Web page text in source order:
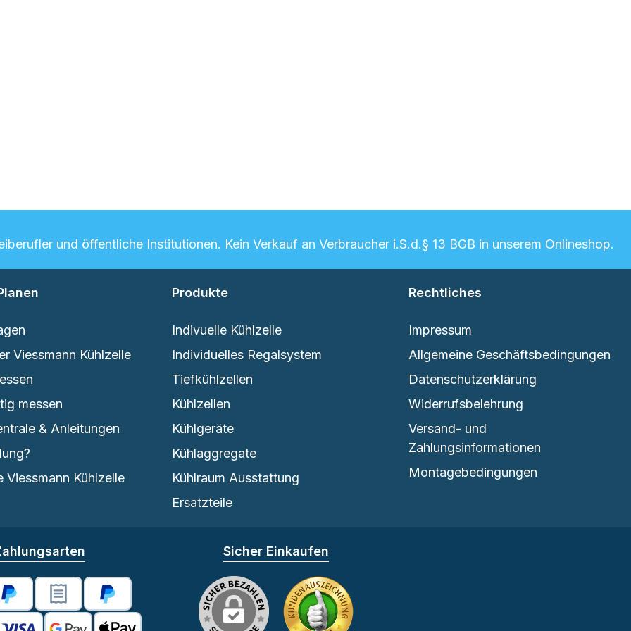
Bewertung von 5 von 5 Sternen
und öffentliche Institutionen. Kein Verkauf an Verbraucher i.S.d.§ 13 BGB in unserem Onlineshop.
Viessmann Kühlzelle
messen
& Anleitungen
Viessmann Kühlzelle
Produkte
Indivuelle Kühlzelle
Individuelles Regalsystem
Tiefkühlzellen
Kühlzellen
Kühlgeräte
Kühlaggregate
Kühlraum Ausstattung
Ersatzteile
Rechtliches
Impressum
Allgemeine Geschäftsbedingungen
Datenschutzerklärung
Widerrufsbelehrung
Versand- und
Zahlungsinformationen
Montagebedingungen
-2% Skonto
PayPal PayPal Rechnungskauf
Später Bezahlen
Sicher Einkaufen